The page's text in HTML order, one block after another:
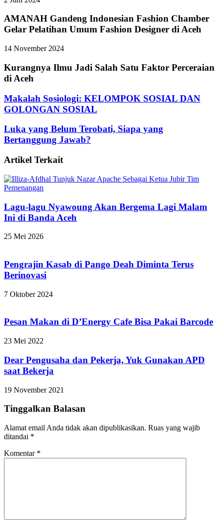
AMANAH Gandeng Indonesian Fashion Chamber
Gelar Pelatihan Umum Fashion Designer di Aceh
14 November 2024
Kurangnya Ilmu Jadi Salah Satu Faktor Perceraian
di Aceh
Makalah Sosiologi: KELOMPOK SOSIAL DAN
GOLONGAN SOSIAL
Luka yang Belum Terobati, Siapa yang
Bertanggung Jawab?
Artikel Terkait
Lagu-lagu Nyawoung Akan Bergema Lagi Malam
Ini di Banda Aceh
25 Mei 2026
Pengrajin Kasab di Pango Deah Diminta Terus
Berinovasi
7 Oktober 2024
Pesan Makan di D’Energy Cafe Bisa Pakai Barcode
23 Mei 2022
Dear Pengusaha dan Pekerja, Yuk Gunakan APD
saat Bekerja
19 November 2021
Tinggalkan Balasan
Alamat email Anda tidak akan dipublikasikan. Ruas yang wajib
ditandai *
Komentar *